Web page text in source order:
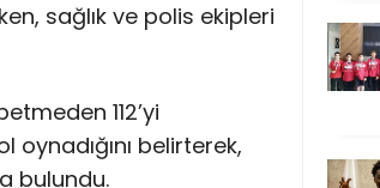
sağlık ve polis ekipleri
112’yi
oynadığını belirterek,
bulundu.